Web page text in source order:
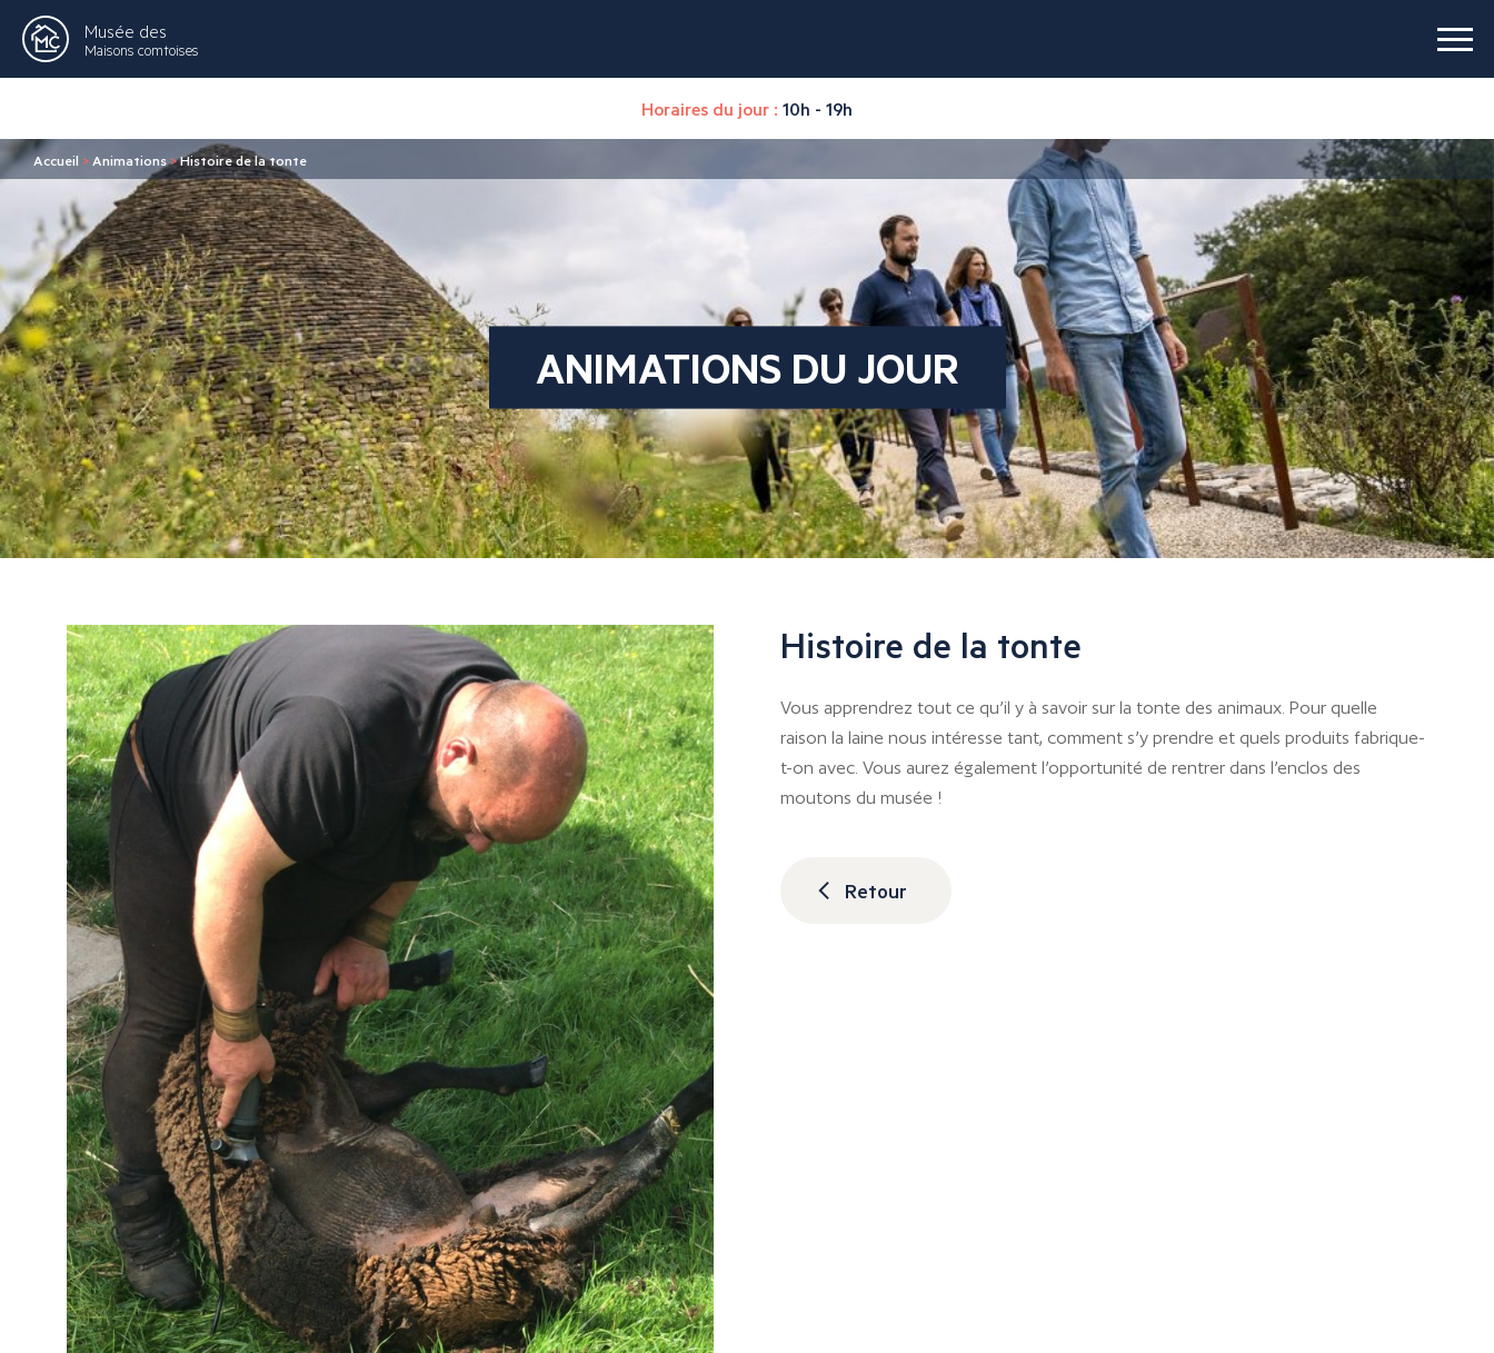
Musée des
Maisons comtoises
Horaires du jour : 10h - 19h
Accueil > Animations>Histoire de la tonte
ANIMATIONS DU JOUR
Histoire de la tonte
Vous apprendrez tout ce qu’il y à savoir sur la tonte des animaux. Pour quelle
raison la laine nous intéresse tant, comment s’y prendre et quels produits fabrique-
t-on avec. Vous aurez également l’opportunité de rentrer dans l’enclos des
moutons du musée !
Retour